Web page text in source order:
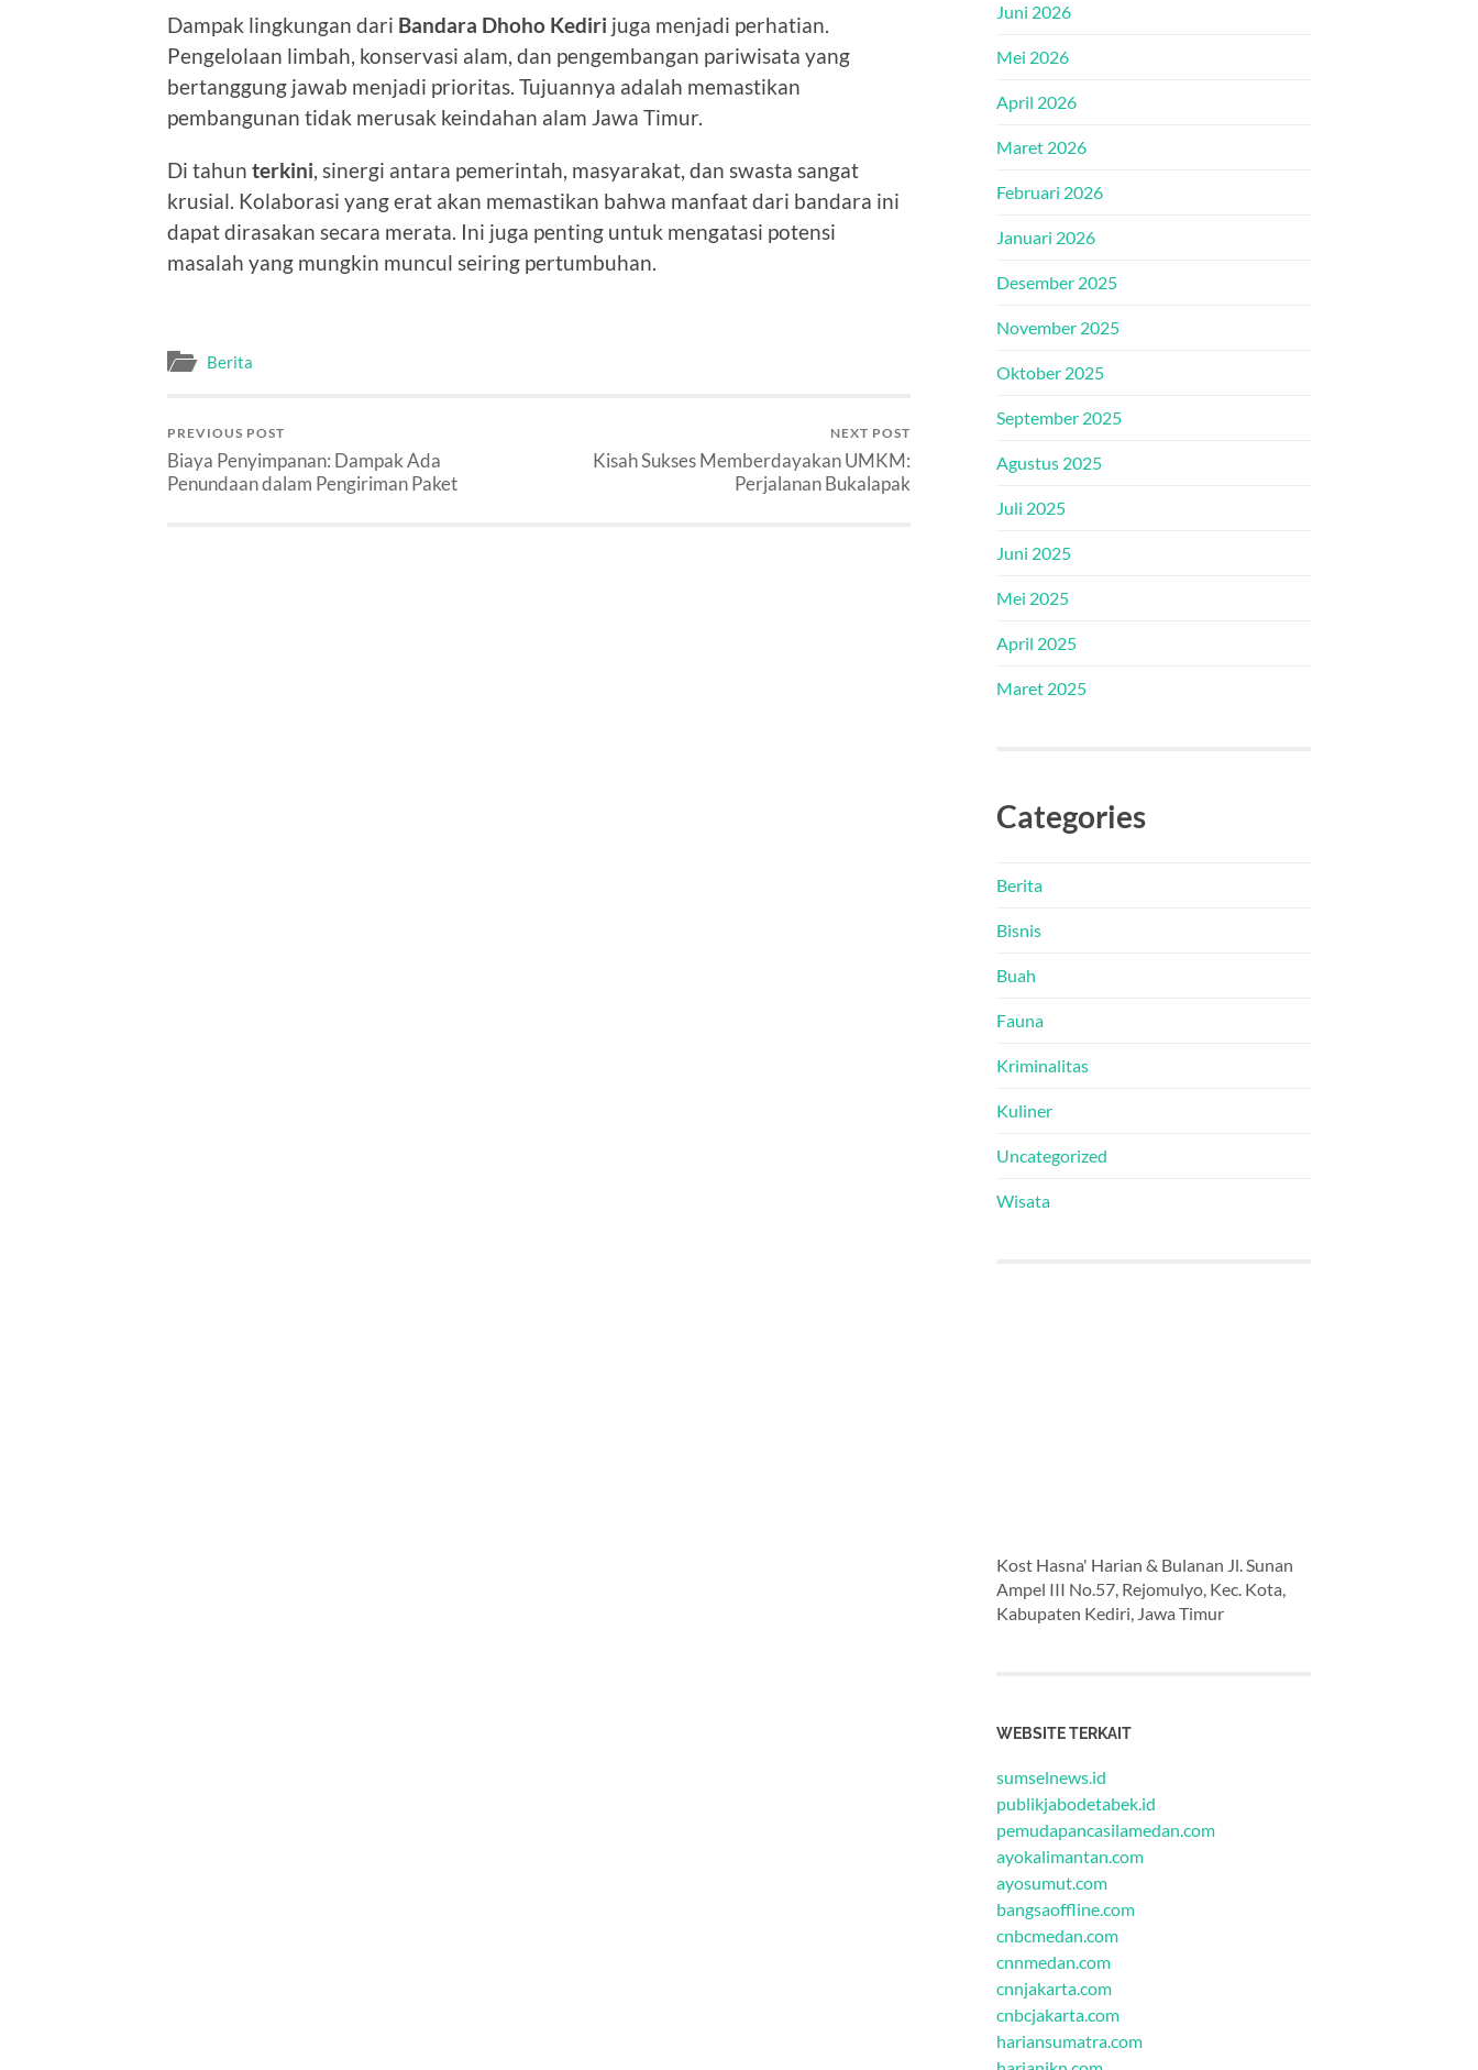
Dampak lingkungan dari Bandara Dhoho Kediri juga menjadi perhatian.
Pengelolaan limbah, konservasi alam, dan pengembangan pariwisata yang
bertanggung jawab menjadi prioritas. Tujuannya adalah memastikan
pembangunan tidak merusak keindahan alam Jawa Timur.
Di tahun terkini , sinergi antara pemerintah, masyarakat, dan swasta sangat
krusial. Kolaborasi yang erat akan memastikan bahwa manfaat dari bandara ini
dapat dirasakan secara merata. Ini juga penting untuk mengatasi potensi
masalah yang mungkin muncul seiring pertumbuhan.
Berita
PREVIOUS POST
Biaya Penyimpanan: Dampak Ada
Penundaan dalam Pengiriman Paket
NEXT POST
Kisah Sukses Memberdayakan UMKM:
Perjalanan Bukalapak
Juni 2026
Mei 2026
April 2026
Maret 2026
Februari 2026
Januari 2026
Desember 2025
November 2025
Oktober 2025
September 2025
Agustus 2025
Juli 2025
Juni 2025
Mei 2025
April 2025
Maret 2025
Categories
Berita
Bisnis
Buah
Fauna
Kriminalitas
Kuliner
Uncategorized
Wisata
Kost Hasna' Harian & Bulanan Jl. Sunan
Ampel III No.57, Rejomulyo, Kec. Kota,
Kabupaten Kediri, Jawa Timur
WEBSITE TERKAIT
sumselnews.id
publikjabodetabek.id
pemudapancasilamedan.com
ayokalimantan.com
ayosumut.com
bangsaoffline.com
cnbcmedan.com
cnnmedan.com
cnnjakarta.com
cnbcjakarta.com
hariansumatra.com